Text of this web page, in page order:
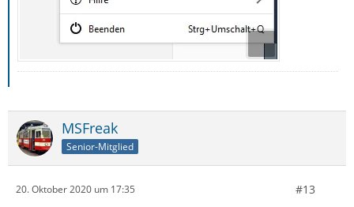
MSFreak
Senior-Mitglied
20. Oktober 2020 um 17:35 #13